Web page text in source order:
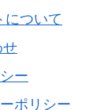
ついて
ー
ポリシー